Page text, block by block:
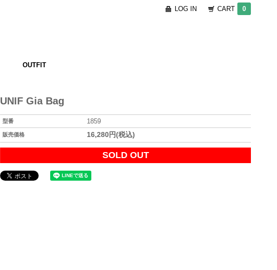
LOG IN CART 0
OUTFIT
UNIF Gia Bag
型番 1859
販売価格 16,280円(税込)
SOLD OUT